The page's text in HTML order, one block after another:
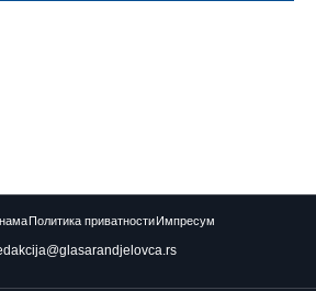
Политика приватности Импресум